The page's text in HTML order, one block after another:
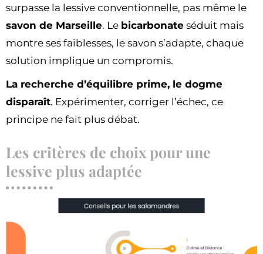
surpasse la lessive conventionnelle, pas même le
savon de Marseille. Le bicarbonate séduit mais
montre ses faiblesses, le savon s’adapte, chaque
solution implique un compromis.
La recherche d’équilibre prime, le dogme
disparaît. Expérimenter, corriger l’échec, ce
principe ne fait plus débat.
Les critères de choix pour une
lessive plus adaptée